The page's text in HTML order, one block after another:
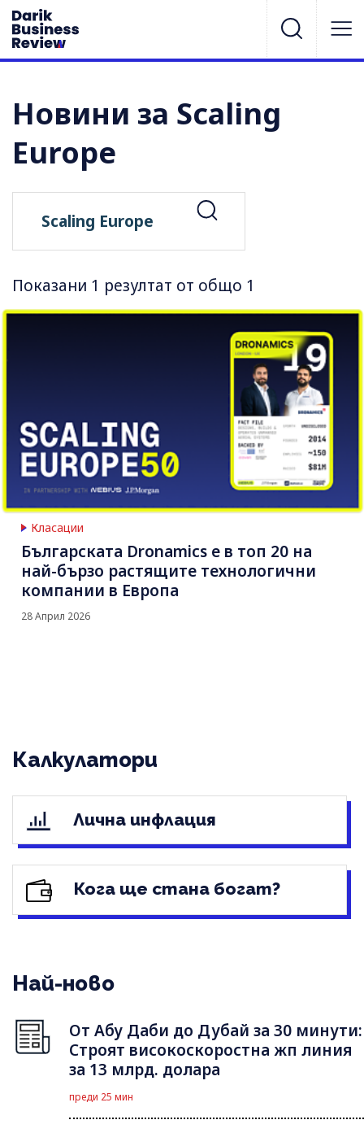
Новини за Scaling
Europe
Показани 1 резултат от общо 1
Класации
Българската Dronamics е в топ 20 на
най-бързо растящите технологични
компании в Европа
28 Април 2026
Калкулатори
Лична инфлация
Кога ще стана богат?
Най-ново
От Абу Даби до Дубай за 30 минути:
Строят високоскоростна жп линия
за 13 млрд. долара
преди 25 мин